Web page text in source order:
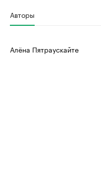
Авторы
Алёна Пятраускайте